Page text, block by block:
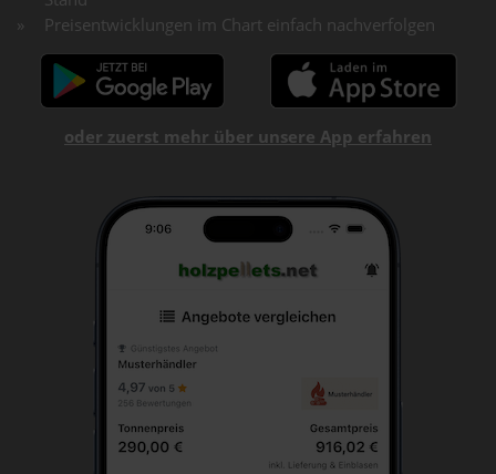
Preisentwicklungen im Chart einfach nachverfolgen
oder zuerst mehr über unsere App erfahren